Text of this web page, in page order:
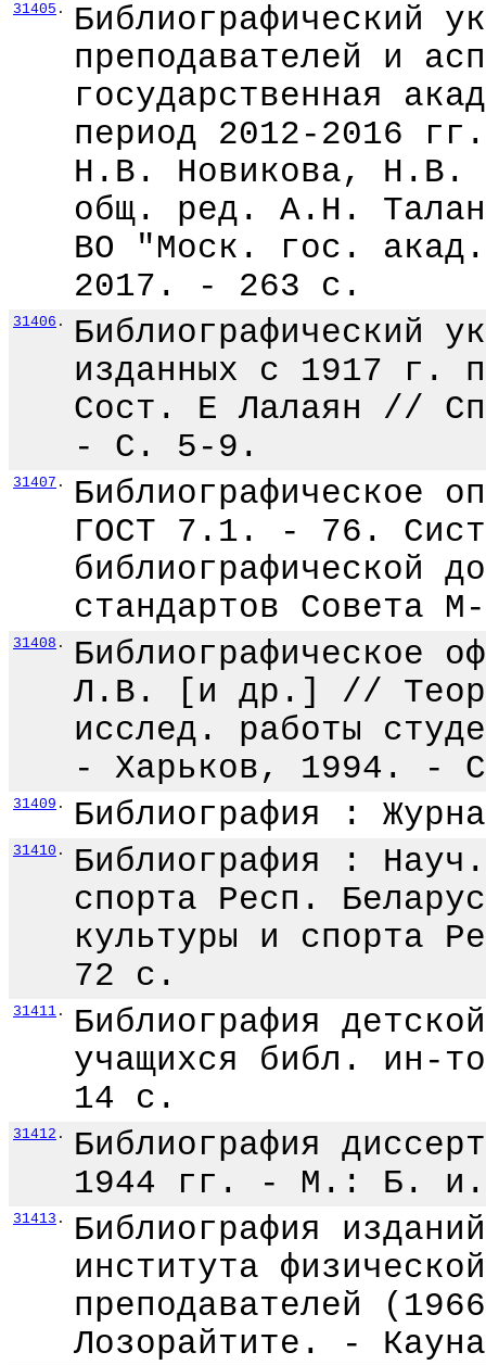
31405 .
Библиографический
преподавателей и
государственная
период 2012-2016
Н.В. Новикова, Н.В.
общ. ред. А.Н.
ВО "Моск. гос.
2017. - 263 с.
31406 .
Библиографический
изданных с 1917 г.
Сост. Е Лалаян //
- С. 5-9.
31407 .
Библиографическое
ГОСТ 7.1. - 76.
стандартов Совета
31408 .
Библиографическое
Л.В. [и др.] //
исслед. работы
- Харьков, 1994. -
31409 . Библиография :
31410 .
Библиография :
спорта Респ.
культуры и спорта
72 с.
31411 .
Библиография
учащихся библ.
14 с.
31412 .
Библиография
1944 гг. - М.: Б.
31413 .
Библиография
института
преподавателей
Лозорайтите. -